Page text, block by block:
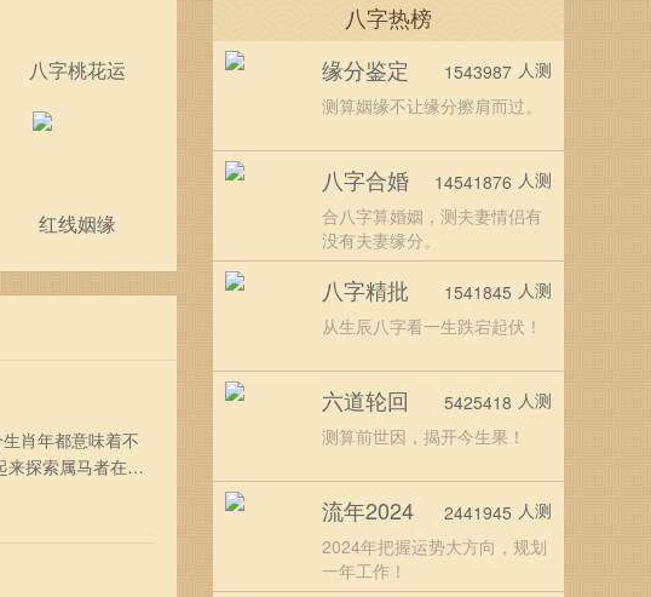
八字桃花运
红线姻缘
肖年都意味着不
来探索属马者在龙
八字热榜
缘分鉴定
测算姻缘不让缘分擦肩而过。
1543987 人测
八字合婚
合八字算婚姻，测夫妻情侣有
没有夫妻缘分。
14541876 人测
八字精批
从生辰八字看一生跌宕起伏！
1541845 人测
六道轮回
测算前世因，揭开今生果！
5425418 人测
流年2024
2024年把握运势大方向，规划
一年工作！
2441945 人测